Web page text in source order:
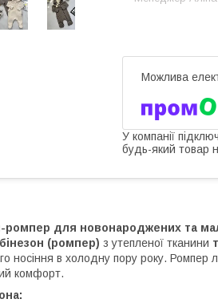
У компанії
будь-який товар
ромпер для новонароджених та
(ромпер) з утепленої тканини
носіння в холодну пору року. Ромпер
комфорт.